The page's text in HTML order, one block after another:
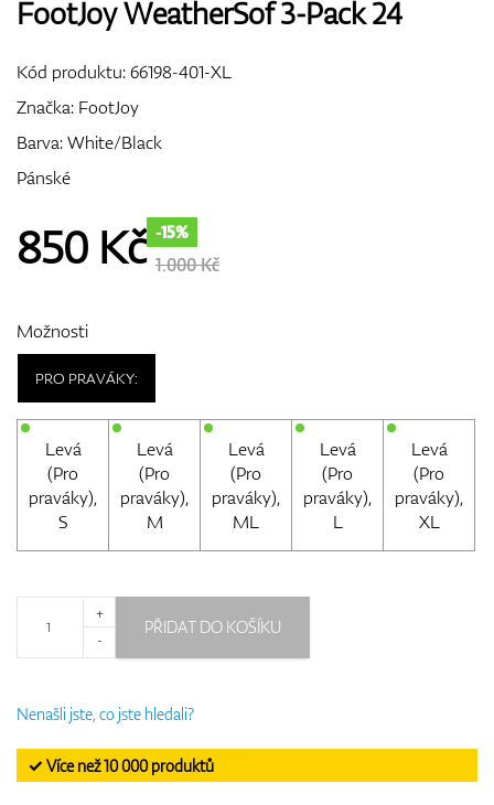
Doplňky
FootJoy WeatherSof 3-Pack 24
Kód produktu:66198-401-XL
Značka: FootJoy
Barva: White/Black
Pánské
850 Kč -15%
1.000 Kč
Možnosti
PRO PRAVÁKY:
Levá
(Pro
praváky),
S
Levá
(Pro
praváky),
M
Levá
(Pro
praváky),
ML
Levá
(Pro
praváky),
L
Levá
(Pro
praváky),
XL
+
-
PŘIDAT DO KOŠÍKU
Nenašli jste, co jste hledali?
✓ Více než 10 000 produktů